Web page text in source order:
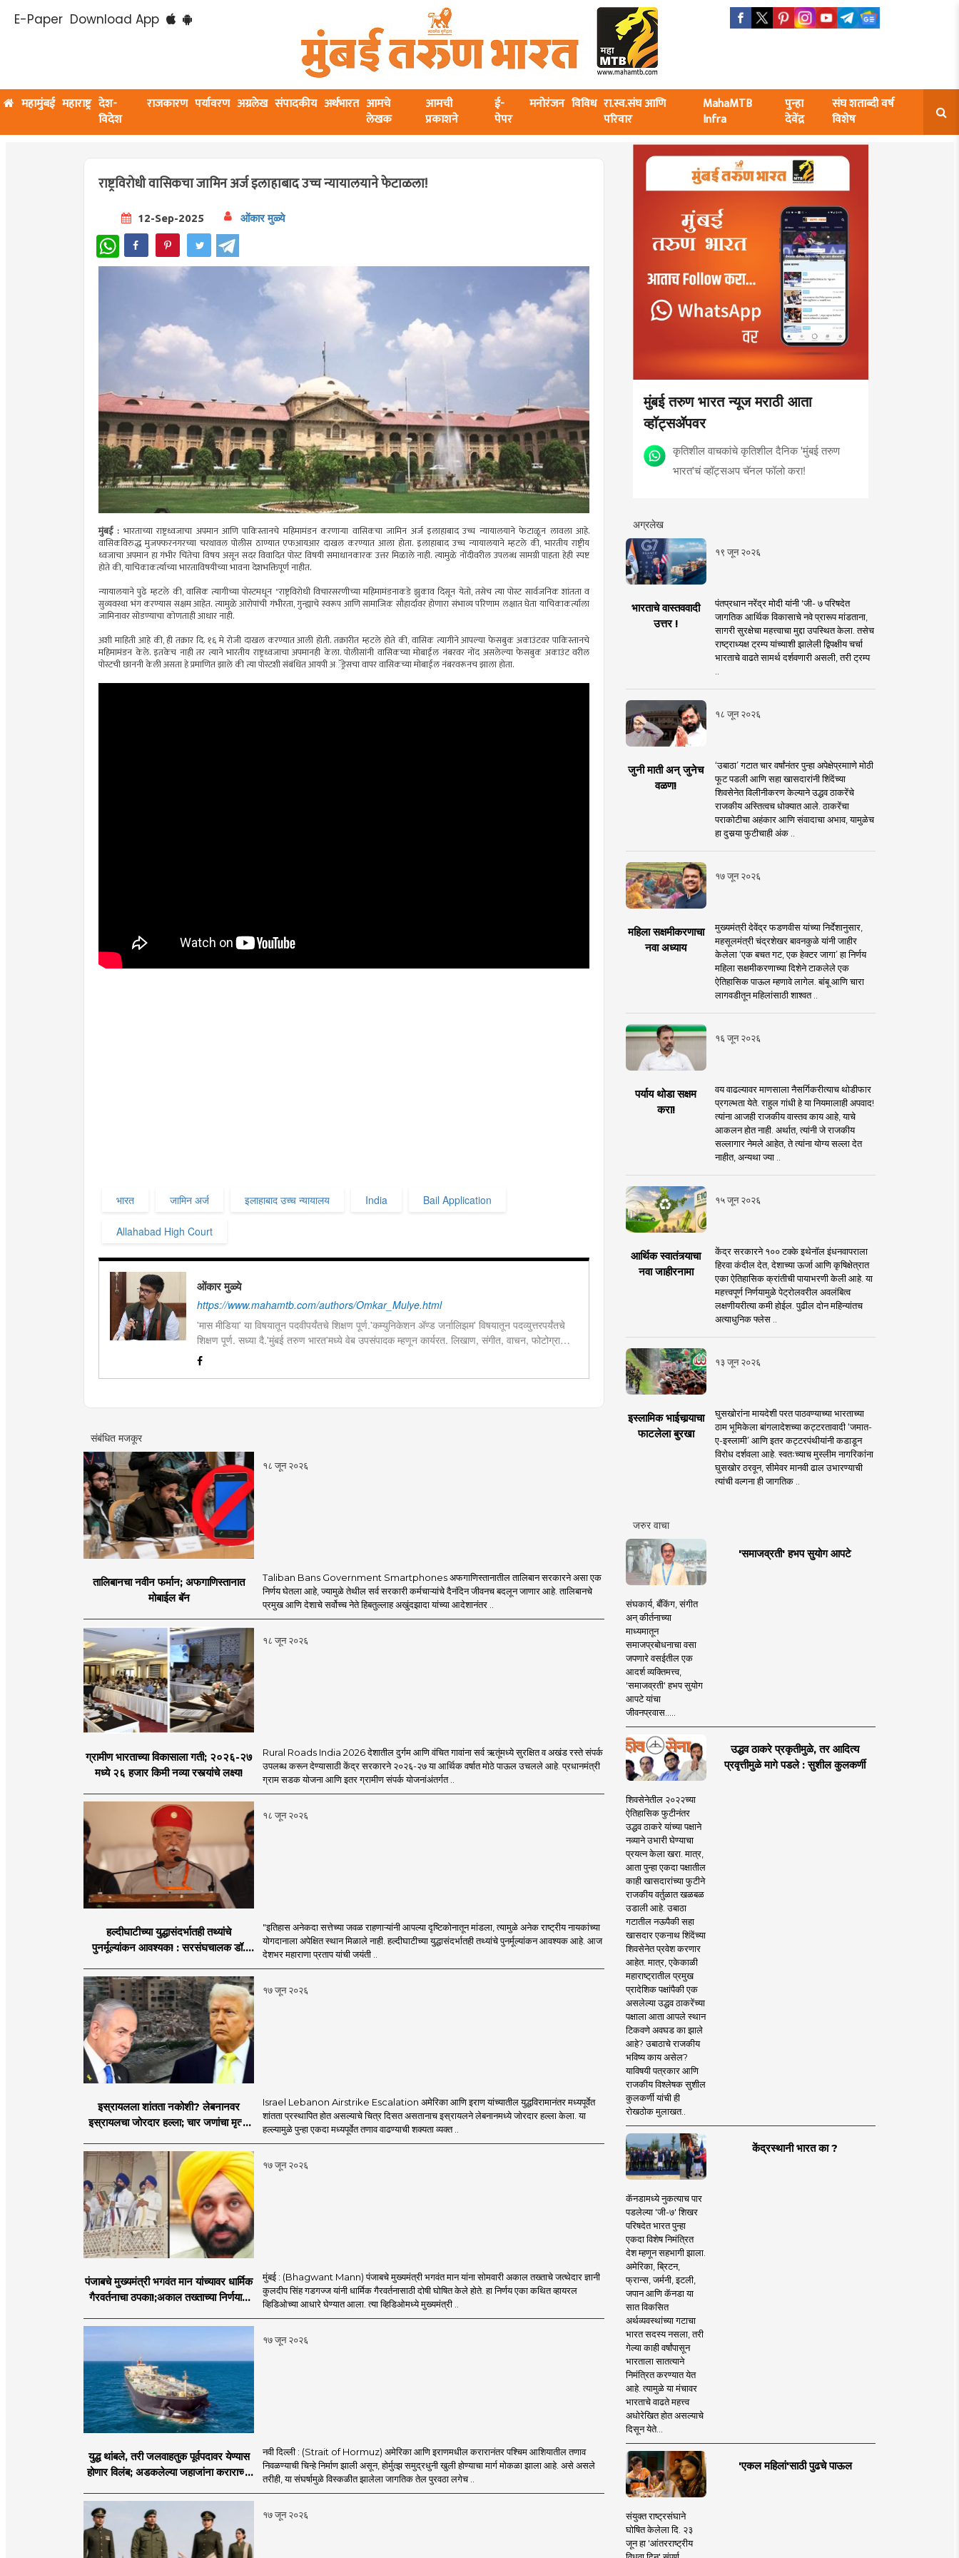
E-Paper Download App
महामुंबई महाराष्ट्र देश-
विदेश
राजकारण पर्यावरण अग्रलेख संपादकीय अर्थभारत आमचे
लेखक
आमची
प्रकाशने
ई-
पेपर
मनोरंजन विविध रा.स्व.संघ आणि
परिवार
MahaMTB
Infra
पुन्हा
देवेंद्र
संघ शताब्दी वर्ष
विशेष
राष्ट्रविरोधी वासिकचा जामिन अर्ज इलाहाबाद उच्च न्यायालयाने फेटाळला!
12-Sep-2025 ओंकार मुळ्ये
WhatsApp
मुंबई : भारताच्या राष्ट्रध्वजाचा अपमान आणि पाकिस्तानचे महिमामंडन करणाऱ्या वासिकचा जामिन अर्ज इलाहाबाद उच्च न्यायालयाने फेटाळून लावला आहे.
वासिकविरुद्ध मुजफ्फरनगरच्या चरथावल पोलीस ठाण्यात एफआयआर दाखल करण्यात आला होता. इलाहाबाद उच्च न्यायालयाने म्हटले की, भारतीय राष्ट्रीय
ध्वजाचा अपमान हा गंभीर चिंतेचा विषय असून सदर विवादित पोस्ट विषयी समाधानकारक उत्तर मिळाले नाही. त्यामुळे नोंदीवरील उपलब्ध सामग्री पाहता हेही स्पष्ट
होते की, याचिकाकर्त्याच्या भारताविषयीच्या भावना देशभक्तिपूर्ण नाहीत.
न्यायालयाने पुढे म्हटले की, वासिक त्यागीच्या पोस्टमधून "राष्ट्रविरोधी विचारसरणीच्या महिमामंडनाकडे झुकाव दिसून येतो, तसेच त्या पोस्ट सार्वजनिक शांतता व
सुव्यवस्था भंग करण्यास सक्षम आहेत. त्यामुळे आरोपांची गंभीरता, गुन्ह्याचे स्वरूप आणि सामाजिक सौहार्दावर होणारा संभाव्य परिणाम लक्षात घेता याचिकाकर्त्याला
जामिनावर सोडण्याचा कोणताही आधार नाही.
अशी माहिती आहे की, ही तक्रार दि. १६ मे रोजी दाखल करण्यात आली होती. तक्रारीत म्हटले होते की, वासिक त्यागीने आपल्या फेसबुक अकाउंटवर पाकिस्तानचे
महिमामंडन केले. इतकेच नाही तर त्याने भारतीय राष्ट्रध्वजाचा अपमानही केला. पोलीसांनी वासिकच्या मोबाईल नंबरवर नोंद असलेल्या फेसबुक अकाउंट वरील
पोस्टची छाननी केली असता हे प्रमाणित झाले की त्या पोस्टशी संबंधित आयपी अॅड्रेसचा वापर वासिकच्या मोबाईल नंबरवरूनच झाला होता.
भारत जामिन अर्ज इलाहाबाद उच्च न्यायालय India Bail Application
Allahabad High Court
ओंकार मुळ्ये
https://www.mahamtb.com/authors/Omkar_Mulye.html
'मास मीडिया' या विषयातून पदवीपर्यंतचे शिक्षण पूर्ण.'कम्युनिकेशन ॲण्ड जर्नालिझम' विषयातून पदव्युत्तरपर्यंतचे
शिक्षण पूर्ण. सध्या दै.'मुंबई तरुण भारत'मध्ये वेब उपसंपादक म्हणून कार्यरत. लिखाण, संगीत, वाचन, फोटोग्राफी,
इ.ची आवड.लिवोग्राफी भाषाशैलीत विशेष प्रावीण्य.बालपणापासून रा.स्व.संघाचा स्वयंसेवक
संबंधित मजकूर
१८ जून २०२६
तालिबानचा नवीन फर्मान; अफगाणिस्तानात
मोबाईल बॅन
Taliban Bans Government Smartphones अफगाणिस्तानातील तालिबान सरकारने असा एक
निर्णय घेतला आहे, ज्यामुळे तेथील सर्व सरकारी कर्मचाऱ्यांचे दैनंदिन जीवनच बदलून जाणार आहे. तालिबानचे
प्रमुख आणि देशाचे सर्वोच्च नेते हिबतुल्लाह अखुंदझादा यांच्या आदेशानंतर ..
१८ जून २०२६
ग्रामीण भारताच्या विकासाला गती; २०२६-२७
मध्ये २६ हजार किमी नव्या रस्त्यांचे लक्ष्य!
Rural Roads India 2026 देशातील दुर्गम आणि वंचित गावांना सर्व ऋतूंमध्ये सुरक्षित व अखंड रस्ते संपर्क
उपलब्ध करून देण्यासाठी केंद्र सरकारने २०२६-२७ या आर्थिक वर्षात मोठे पाऊल उचलले आहे. प्रधानमंत्री
ग्राम सडक योजना आणि इतर ग्रामीण संपर्क योजनांअंतर्गत ..
१८ जून २०२६
हल्दीघाटीच्या युद्धासंदर्भातही तथ्यांचे
पुनर्मूल्यांकन आवश्यक! : सरसंघचालक डॉ.
"इतिहास अनेकदा सत्तेच्या जवळ राहणाऱ्यांनी आपल्या दृष्टिकोनातून मांडला, त्यामुळे अनेक राष्ट्रीय नायकांच्या
योगदानाला अपेक्षित स्थान मिळाले नाही. हल्दीघाटीच्या युद्धासंदर्भातही तथ्यांचे पुनर्मूल्यांकन आवश्यक आहे. आज
देशभर महाराणा प्रताप यांची जयंती ..
१७ जून २०२६
इस्रायलला शांतता नकोशी? लेबनानवर
इस्रायलचा जोरदार हल्ला; चार जणांचा मृत्यू,
Israel Lebanon Airstrike Escalation अमेरिका आणि इराण यांच्यातील युद्धविरामानंतर मध्यपूर्वेत
शांतता प्रस्थापित होत असल्याचे चित्र दिसत असतानाच इस्रायलने लेबनानमध्ये जोरदार हल्ला केला. या
हल्ल्यामुळे पुन्हा एकदा मध्यपूर्वेत तणाव वाढण्याची शक्यता व्यक्त ..
१७ जून २०२६
पंजाबचे मुख्यमंत्री भगवंत मान यांच्यावर धार्मिक
गैरवर्तनाचा ठपका!;अकाल तख्ताच्या निर्णयाने
मुंबई : (Bhagwant Mann) पंजाबचे मुख्यमंत्री भगवंत मान यांना सोमवारी अकाल तख्ताचे जत्थेदार ज्ञानी
कुलदीप सिंह गडगज्ज यांनी धार्मिक गैरवर्तनासाठी दोषी घोषित केले होते. हा निर्णय एका कथित व्हायरल
व्हिडिओच्या आधारे घेण्यात आला. त्या व्हिडिओमध्ये मुख्यमंत्री ..
१७ जून २०२६
युद्ध थांबले, तरी जलवाहतुक पूर्वपदावर येण्यास
होणार विलंब; अडकलेल्या जहाजांना कराराच्या
नवी दिल्ली : (Strait of Hormuz) अमेरिका आणि इराणमधील करारानंतर पश्चिम आशियातील तणाव
निवळण्याची चिन्हे निर्माण झाली असून, होर्मुत्झ समुद्रधुनी खुली होण्याचा मार्ग मोकळा झाला आहे. असे असले
तरीही, या संघर्षामुळे विस्कळीत झालेला जागतिक तेल पुरवठा लगेच ..
१७ जून २०२६
मुंबई तरुण भारत न्यूज मराठी आता
व्हॉट्सॲपवर
कृतिशील वाचकांचे कृतिशील दैनिक 'मुंबई तरुण
भारत'चं व्हॉट्सअप चॅनल फॉलो करा!
अग्रलेख
१९ जून २०२६
भारताचे वास्तववादी
उत्तर !
पंतप्रधान नरेंद्र मोदी यांनी 'जी- ७ परिषदेत
जागतिक आर्थिक विकासाचे नवे प्रारूप मांडताना,
सागरी सुरक्षेचा महत्त्वाचा मुद्दा उपस्थित केला. तसेच
राष्ट्राध्यक्ष ट्रम्प यांच्याशी झालेली द्विपक्षीय चर्चा
भारताचे वाढते सामर्थ दर्शवणारी असली, तरी ट्रम्प
१८ जून २०२६
जुनी माती अन् जुनेच
वळण!
‘उबाठा’ गटात चार वर्षांनंतर पुन्हा अपेक्षेप्रमााणे मोठी
फूट पडली आणि सहा खासदारांनी शिंदेंच्या
शिवसेनेत विलीनीकरण केल्याने उद्धव ठाकरेंचे
राजकीय अस्तित्वच धोक्यात आले. ठाकरेंचा
पराकोटीचा अहंकार आणि संवादाचा अभाव, यामुळेच
हा दुसर्‍या फुटीचाही अंक ..
१७ जून २०२६
महिला सक्षमीकरणाचा
नवा अध्याय
मुख्यमंत्री देवेंद्र फडणवीस यांच्या निर्देशानुसार,
महसूलमंत्री चंद्रशेखर बावनकुळे यांनी जाहीर
केलेला ‘एक बचत गट, एक हेक्टर जागा’ हा निर्णय
महिला सक्षमीकरणाच्या दिशेने टाकलेले एक
ऐतिहासिक पाऊल म्हणावे लागेल. बांबू आणि चारा
लागवडीतून महिलांसाठी शाश्वत ..
१६ जून २०२६
पर्याय थोडा सक्षम
करा!
वय वाढल्यावर माणसाला नैसर्गिकरीत्याच थोडीफार
प्रगल्भता येते. राहुल गांधी हे या नियमालाही अपवाद!
त्यांना आजही राजकीय वास्तव काय आहे, याचे
आकलन होत नाही. अर्थात, त्यांनी जे राजकीय
सल्लागार नेमले आहेत, ते त्यांना योग्य सल्ला देत
नाहीत, अन्यथा ज्या ..
१५ जून २०२६
आर्थिक स्वातंत्र्याचा
नवा जाहीरनामा
केंद्र सरकारने १०० टक्के इथेनॉल इंधनवापराला
हिरवा कंदील देत, देशाच्या ऊर्जा आणि कृषिक्षेत्रात
एका ऐतिहासिक क्रांतीची पायाभरणी केली आहे. या
महत्त्वपूर्ण निर्णयामुळे पेट्रोलवरील अवलंबित्व
लक्षणीयरीत्या कमी होईल. पुढील दोन महिन्यांतच
अत्याधुनिक फ्लेस ..
१३ जून २०२६
इस्लामिक भाईचार्‍याचा
फाटलेला बुरखा
घुसखोरांना मायदेशी परत पाठवण्याच्या भारताच्या
ठाम भूमिकेला बांगलादेशच्या कट्टरतावादी ‘जमात-
ए-इस्लामी’ आणि इतर कट्टरपंथीयांनी कडाडून
विरोध दर्शवला आहे. स्वतःच्याच मुस्लीम नागरिकांना
घुसखोर ठरवून, सीमेवर मानवी ढाल उभारण्याची
त्यांची वल्गना ही जागतिक ..
जरुर वाचा
'समाजव्रती' हभप सुयोग आपटे
संघकार्य, बँकिंग, संगीत
अन् कीर्तनाच्या
माध्यमातून
समाजप्रबोधनाचा वसा
जपणारे वसईतील एक
आदर्श व्यक्तिमत्त्व,
'समाजव्रती' हभप सुयोग
आपटे यांचा
जीवनप्रवास.....
उद्धव ठाकरे प्रकृतीमुळे, तर आदित्य
प्रवृत्तीमुळे मागे पडले : सुशील कुलकर्णी
शिवसेनेतील २०२२च्या
ऐतिहासिक फुटीनंतर
उद्धव ठाकरे यांच्या पक्षाने
नव्याने उभारी घेण्याचा
प्रयत्न केला खरा. मात्र,
आता पुन्हा एकदा पक्षातील
काही खासदारांच्या फुटीने
राजकीय वर्तुळात खळबळ
उडाली आहे. उबाठा
गटातील नऊपैकी सहा
खासदार एकनाथ शिंदेंच्या
शिवसेनेत प्रवेश करणार
आहेत. मात्र, एकेकाळी
महाराष्ट्रातील प्रमुख
प्रादेशिक पक्षांपैकी एक
असलेल्या उद्धव ठाकरेंच्या
पक्षाला आता आपले स्थान
टिकवणे अवघड का झाले
आहे? उबाठाचे राजकीय
भविष्य काय असेल?
याविषयी पत्रकार आणि
राजकीय विश्लेषक सुशील
कुलकर्णी यांची ही
रोखठोक मुलाखत..
केंद्रस्थानी भारत का ?
कॅनडामध्ये नुकत्याच पार
पडलेल्या 'जी-७' शिखर
परिषदेत भारत पुन्हा
एकदा विशेष निमंत्रित
देश म्हणून सहभागी झाला.
अमेरिका, ब्रिटन,
फ्रान्स, जर्मनी, इटली,
जपान आणि कॅनडा या
सात विकसित
अर्थव्यवस्थांच्या गटाचा
भारत सदस्य नसला, तरी
गेल्या काही वर्षांपासून
भारताला सातत्याने
निमंत्रित करण्यात येत
आहे. त्यामुळे या मंचावर
भारताचे वाढते महत्त्व
अधोरेखित होत असल्याचे
दिसून येते...
'एकल महिलां'साठी पुढचे पाऊल
संयुक्त राष्ट्रसंघाने
घोषित केलेला दि. २३
जून हा 'आंतरराष्ट्रीय